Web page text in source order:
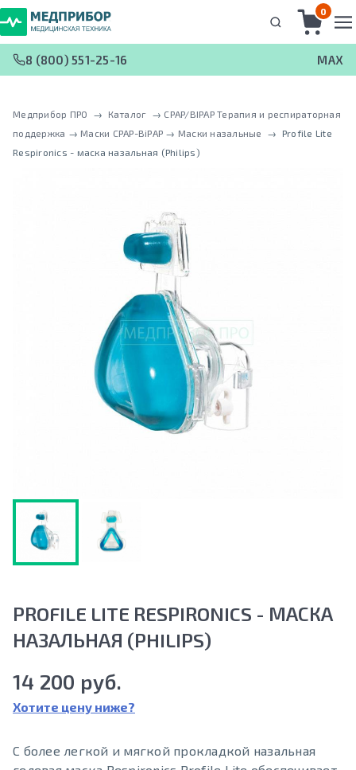
0
8 (800) 551-25-16 MAX
Медприбор ПРО → Каталог → CPAP/BIPAP Терапия и респираторная
поддержка → Маски CPAP-BiPAP → Маски назальные → Profile Lite
Respironics - маска назальная (Philips)
PROFILE LITE RESPIRONICS - МАСКА
НАЗАЛЬНАЯ (PHILIPS)
14 200 руб.
Хотите цену ниже?
С более легкой и мягкой прокладкой назальная